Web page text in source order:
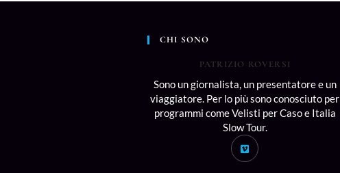
CHI SONO
PATRIZIO ROVERSI
Sono un giornalista, un presentatore e un
viaggiatore. Per lo più sono conosciuto per
programmi come Velisti per Caso e Italia
Slow Tour.